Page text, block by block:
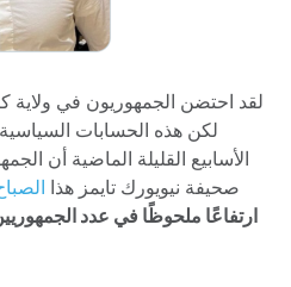
لقد احتضن الجمهوريون في ولاية
لكن هذه الحسابات
الأسابيع القليلة الماضية أن
صحيفة نيويورك تايمز هذا